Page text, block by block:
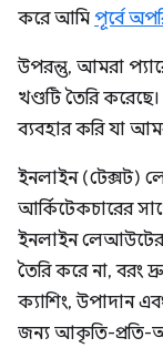
করে আমি পূর্বে
উপরন্তু, আমরা
খণ্ডটি তৈরি
ব্যবহার করি যা
ইনলাইন (টেক্সট)
আর্কিটেকচারের
ইনলাইন
তৈরি করে না, বরং
ক্যাশিং, উপাদান
জন্য আকৃতি-প্রতি-